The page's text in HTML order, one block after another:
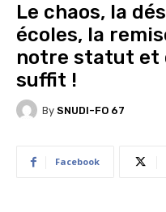
Le chaos, la
écoles, la
notre statut et
suffit !
By SNUDI-FO 67
Facebook